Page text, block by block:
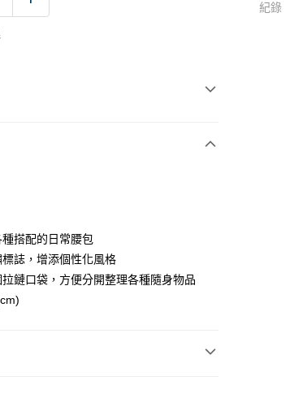
名單/不支援離島取退>
/不支援離島取退>
搭配的日常腰包
誌，增添個性化風格
鏈口袋，方便分開整理各種隨身物品
紀錄